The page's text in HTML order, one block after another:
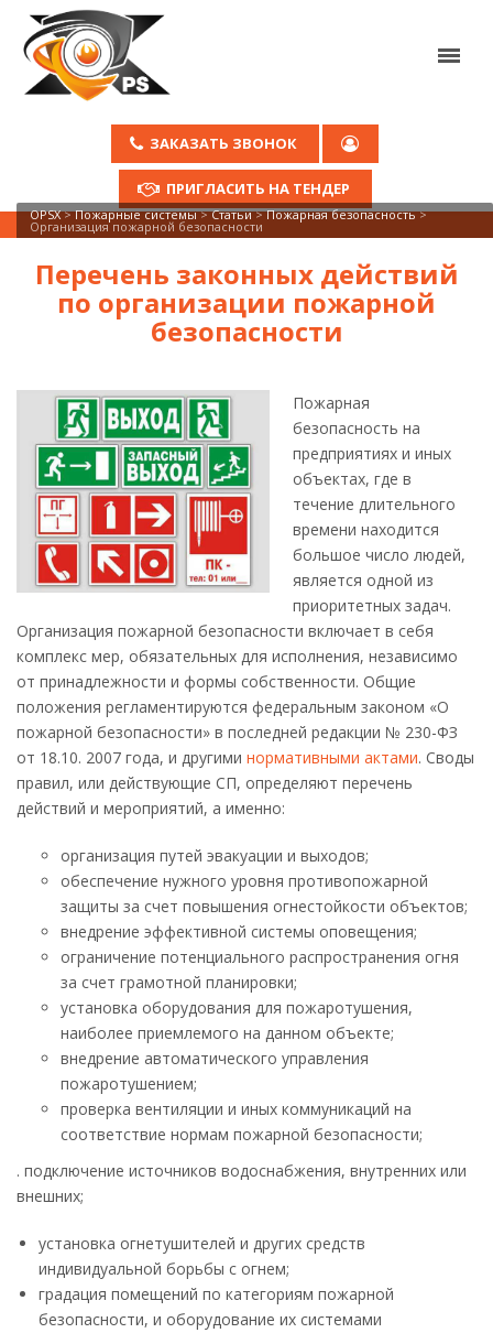
ЗАКАЗАТЬ ЗВОНОК
ПРИГЛАСИТЬ НА ТЕНДЕР
OPSX>Пожарные системы>Статьи>Пожарная безопасность>
Организация пожарной безопасности
Перечень законных действий
по организации пожарной
безопасности
Пожарная
безопасность на
предприятиях и иных
объектах, где в
течение длительного
времени находится
большое число людей,
является одной из
приоритетных задач.
Организация пожарной безопасности включает в себя
комплекс мер, обязательных для исполнения, независимо
от принадлежности и формы собственности. Общие
положения регламентируются федеральным законом «О
пожарной безопасности» в последней редакции № 230-ФЗ
от 18.10. 2007 года, и другими нормативными актами. Своды
правил, или действующие СП, определяют перечень
действий и мероприятий, а именно:
организация путей эвакуации и выходов;
обеспечение нужного уровня противопожарной
защиты за счет повышения огнестойкости объектов;
внедрение эффективной системы оповещения;
ограничение потенциального распространения огня
за счет грамотной планировки;
установка оборудования для пожаротушения,
наиболее приемлемого на данном объекте;
внедрение автоматического управления
пожаротушением;
проверка вентиляции и иных коммуникаций на
соответствие нормам пожарной безопасности;
. подключение источников водоснабжения, внутренних или
внешних;
установка огнетушителей и других средств
индивидуальной борьбы с огнем;
градация помещений по категориям пожарной
безопасности, и оборудование их системами